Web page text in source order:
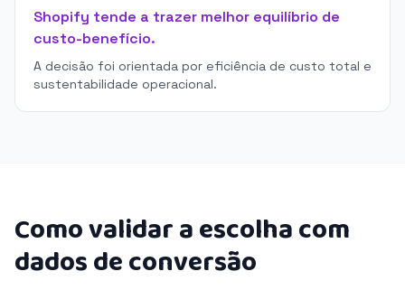
Shopify tende a trazer melhor equilíbrio de
custo-benefício.
A decisão foi orientada por eficiência de custo total e
sustentabilidade operacional.
Como validar a escolha com
dados de conversão